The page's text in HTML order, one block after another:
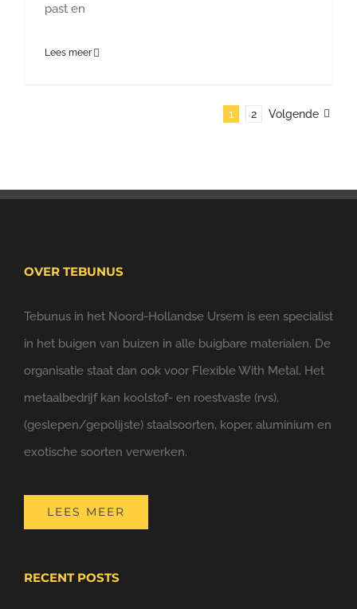
past en
Lees meer
1 2 Volgende
OVER TEBUNUS
Tebunus in het Noord-Hollandse Ursem is een specialist
in het buigen van buizen in alle buigbare materialen. De
organisatie staat dan ook voor Flexible With Metal. Het
metaalbedrijf kan koolstof- en roestvaste (rvs),
(geslepen/gepolijste) staalsoorten, koper, aluminium en
exotische soorten verwerken.
LEES MEER
RECENT POSTS